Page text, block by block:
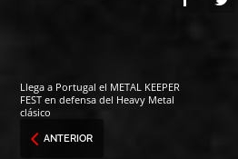
Llega a Portugal el METAL KEEPER
FEST en defensa del Heavy Metal
clásico
ANTERIOR